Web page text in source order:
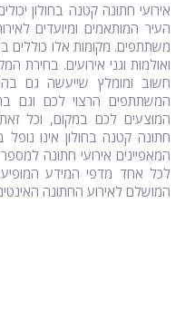
אירועי חתונה קטנה בחולון
משתתפים. מקומות אלו כוללים
ואולמות וגני אירועים. בחירת
חשוב ומומלץ שייעשה גם
המשתתפים הרצוי לכם וגם
המוצעים לכם במקום, וכל
חתונה קטנה בחולון אינו
המאפיינים אירועי חתונה
לכל אחד מדפי המידע
המושלם לאירוע החתונה